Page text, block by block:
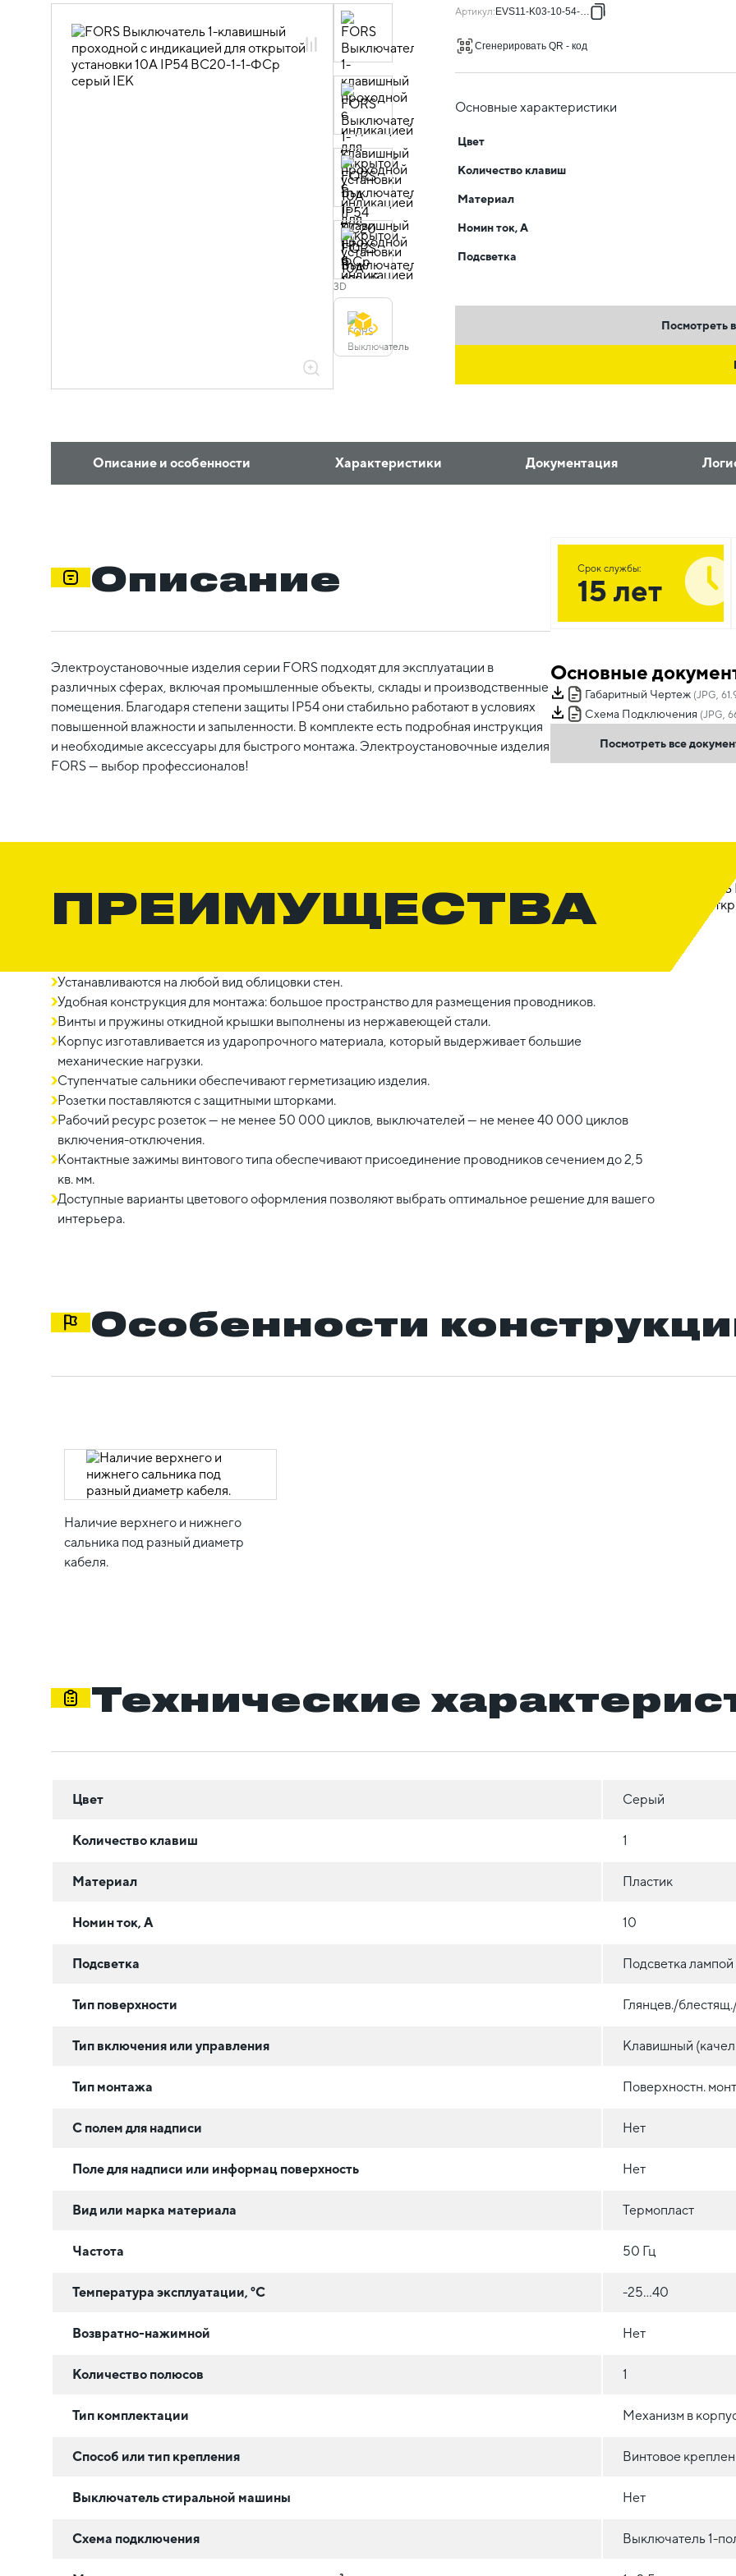
06.01.06.01 ЭУИ FORS серый
3D
Артикул: EVS11-K03-10-54-DC
Сгенерировать QR - код
Основные характеристики
Цвет
Количество клавиш
Материал
Номин ток, А
Подсветка
Посмотреть
Описание и особенности Характеристики Документация
Описание
Электроустановочные изделия серии FORS подходят для эксплуатации в
различных сферах, включая промышленные объекты, склады и производственные
помещения. Благодаря степени защиты IP54 они стабильно работают в условиях
повышенной влажности и запыленности. В комплекте есть подробная инструкция
и необходимые аксессуары для быстрого монтажа. Электроустановочные изделия
FORS — выбор профессионалов!
Срок службы:
15 лет
Основные
Габаритный Чертеж (JPG,
Схема Подключения (JPG,
Посмотреть все
ПРЕИМУЩЕСТВА
Устанавливаются на любой вид облицовки стен.
Удобная конструкция для монтажа: большое пространство для размещения проводников.
Винты и пружины откидной крышки выполнены из нержавеющей стали.
Корпус изготавливается из ударопрочного материала, который выдерживает большие
механические нагрузки.
Ступенчатые сальники обеспечивают герметизацию изделия.
Розетки поставляются с защитными шторками.
Рабочий ресурс розеток — не менее 50 000 циклов, выключателей — не менее 40 000 циклов
включения-отключения.
Контактные зажимы винтового типа обеспечивают присоединение проводников сечением до 2,5
кв. мм.
Доступные варианты цветового оформления позволяют выбрать оптимальное решение для вашего
интерьера.
Особенности
Наличие верхнего и нижнего
сальника под разный диаметр
кабеля.
Технические
Цвет Серый
Количество клавиш 1
Материал Пластик
Номин ток, А 10
Подсветка Подсветка
Тип поверхности Глянцев./
Тип включения или управления Клавишный
Тип монтажа Поверхностн.
С полем для надписи Нет
Поле для надписи или информац поверхность Нет
Вид или марка материала Термопласт
Частота 50 Гц
Температура эксплуатации, °C -25...40
Возвратно-нажимной Нет
Количество полюсов 1
Тип комплектации Механизм в
Способ или тип крепления Винтовое
Выключатель стиральной машины Нет
Схема подключения Выключатель 1-